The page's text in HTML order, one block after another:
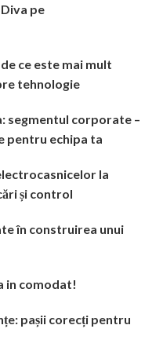
pe
ce este mai mult
tehnologie
segmentul corporate –
pentru echipa ta
la
și control
în construirea unui
in comodat!
pașii corecți pentru